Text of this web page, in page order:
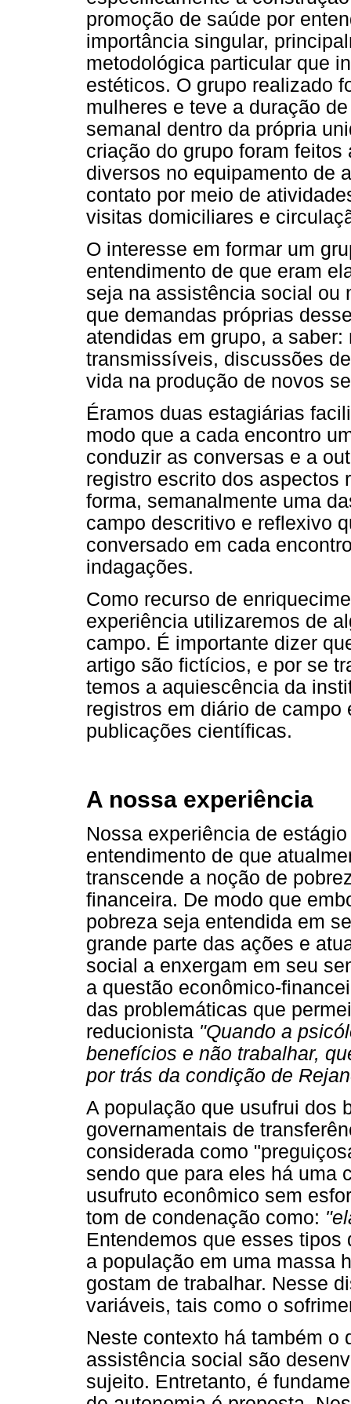
promoção de saúde por
importância singular,
metodológica particular que
estéticos. O grupo realizado
mulheres e teve a duração
semanal dentro da própria
criação do grupo foram
diversos no equipamento de
contato por meio de
visitas domiciliares e
O interesse em formar um
entendimento de que eram
seja na assistência social ou
que demandas próprias
atendidas em grupo, a
transmissíveis, discussões
vida na produção de novos
Éramos duas estagiárias
modo que a cada encontro
conduzir as conversas e a
registro escrito dos aspectos
forma, semanalmente uma
campo descritivo e reflexivo
conversado em cada
indagações.
Como recurso de
experiência utilizaremos de
campo. É importante dizer
artigo são fictícios, e por se
temos a aquiescência da
registros em diário de
publicações científicas.
A nossa experiência
Nossa experiência de
entendimento de que
transcende a noção de
financeira. De modo que
pobreza seja entendida em
grande parte das ações e
social a enxergam em seu
a questão econômico-
das problemáticas que
reducionista "Quando a
benefícios e não trabalhar,
por trás da condição de
A população que usufrui dos
governamentais de
considerada como
sendo que para eles há uma
usufruto econômico sem
tom de condenação como:
Entendemos que esses
a população em uma massa
gostam de trabalhar. Nesse
variáveis, tais como o
Neste contexto há também
assistência social são
sujeito. Entretanto, é